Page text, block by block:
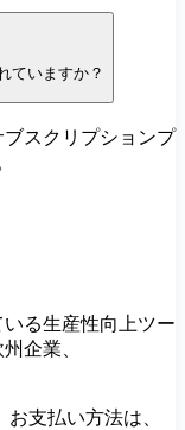
ていますか？
スクリプションプ
る生産性向上ツー
企業、
支払い方法は、